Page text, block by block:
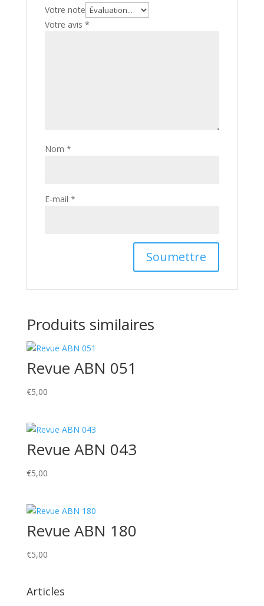
Votre note
Votre avis *
Nom *
E-mail *
Produits similaires
Revue ABN 051
€5,00
Revue ABN 043
€5,00
Revue ABN 180
€5,00
Articles